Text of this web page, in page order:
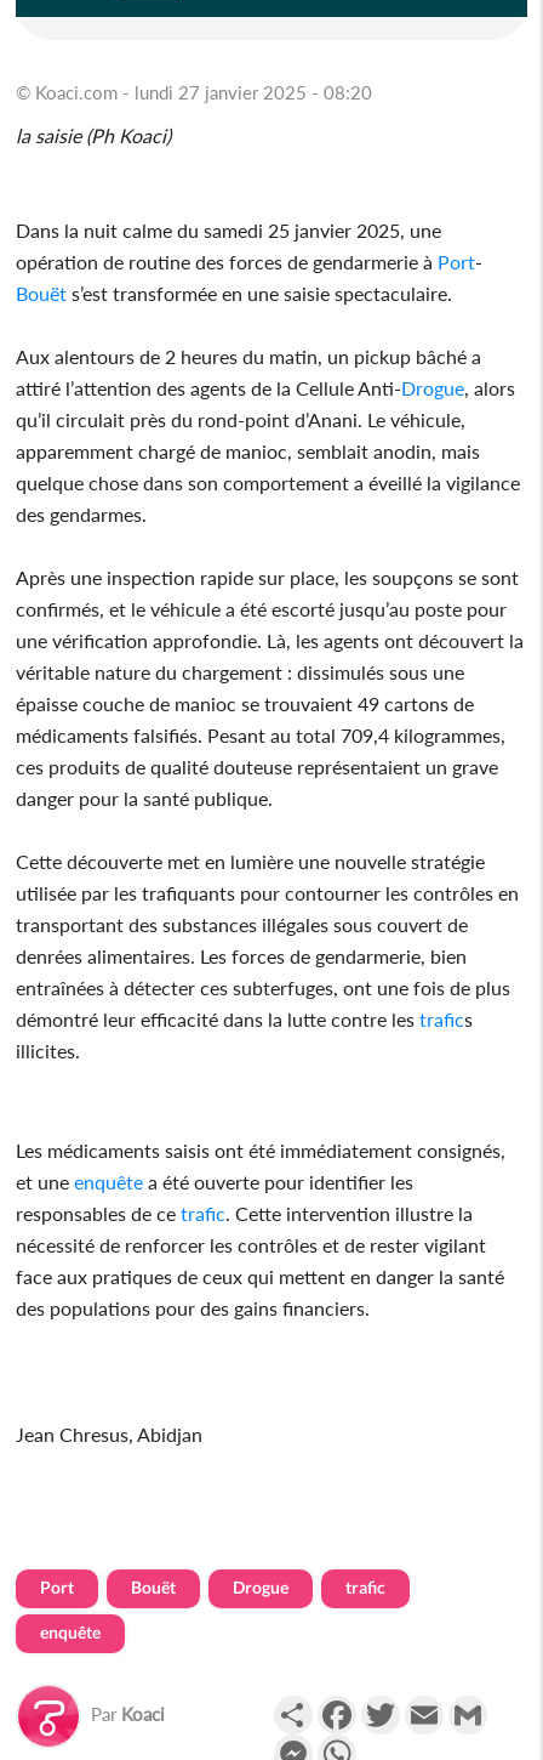
© Koaci.com - lundi 27 janvier 2025 - 08:20
la saisie (Ph Koaci)
Dans la nuit calme du samedi 25 janvier 2025, une
opération de routine des forces de gendarmerie à Port-
Bouët s’est transformée en une saisie spectaculaire.
Aux alentours de 2 heures du matin, un pickup bâché a
attiré l’attention des agents de la Cellule Anti-Drogue , alors
qu’il circulait près du rond-point d’Anani. Le véhicule,
apparemment chargé de manioc, semblait anodin, mais
quelque chose dans son comportement a éveillé la vigilance
des gendarmes.
Après une inspection rapide sur place, les soupçons se sont
confirmés, et le véhicule a été escorté jusqu’au poste pour
une vérification approfondie. Là, les agents ont découvert la
véritable nature du chargement : dissimulés sous une
épaisse couche de manioc se trouvaient 49 cartons de
médicaments falsifiés. Pesant au total 709,4 kilogrammes,
ces produits de qualité douteuse représentaient un grave
danger pour la santé publique.
Cette découverte met en lumière une nouvelle stratégie
utilisée par les trafiquants pour contourner les contrôles en
transportant des substances illégales sous couvert de
denrées alimentaires. Les forces de gendarmerie, bien
entraînées à détecter ces subterfuges, ont une fois de plus
démontré leur efficacité dans la lutte contre lestrafics
illicites.
Les médicaments saisis ont été immédiatement consignés,
et uneenquête a été ouverte pour identifier les
responsables de cetrafic . Cette intervention illustre la
nécessité de renforcer les contrôles et de rester vigilant
face aux pratiques de ceux qui mettent en danger la santé
des populations pour des gains financiers.
Jean Chresus, Abidjan
Port Bouët Drogue trafic
enquête
Par Koaci PartagerFacebookTwitterEmail
Messenger